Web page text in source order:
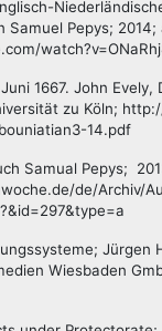
Samuel Pepys;
1667. John Evely,
zu Köln;
14.pdf
Samual Pepys;
de/Archiv/
Jürgen
Wiesbaden